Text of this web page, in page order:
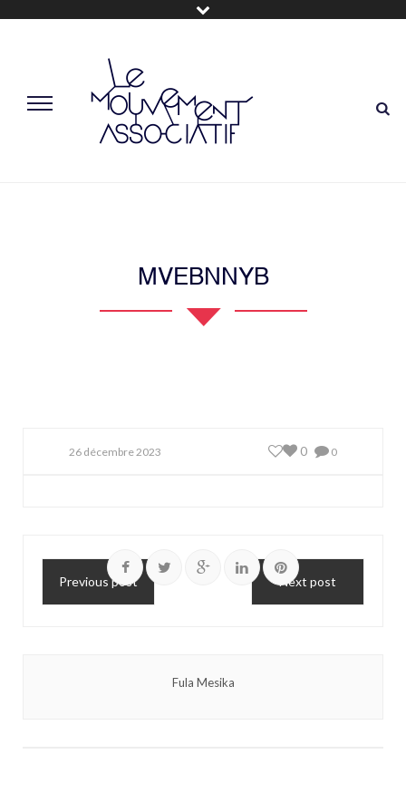
MVEBNNYB
26 décembre 2023 0
0
Previous post Next post
Fula Mesika